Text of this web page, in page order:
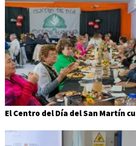
El Centro del Día del San Martín